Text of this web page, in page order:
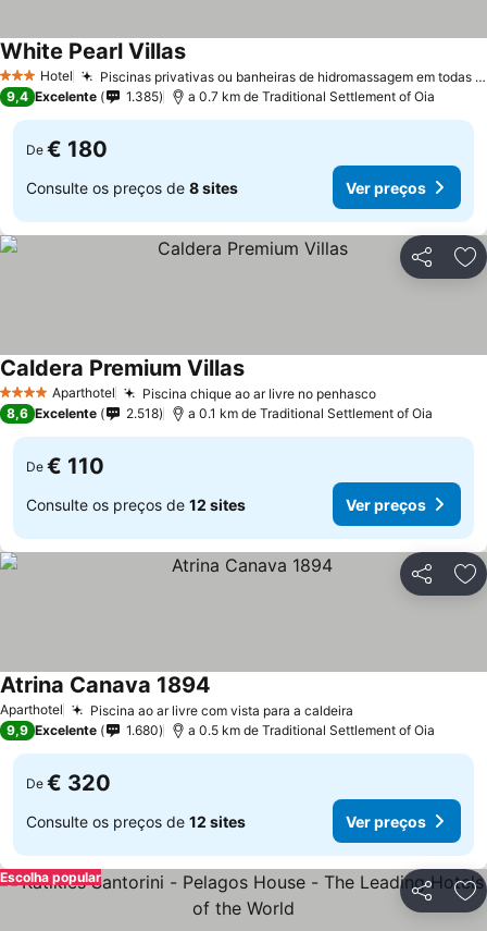
3 EstrelasHotel Piscinas privativas ou banheiras de hidromassagem em todas as vilas
White Pearl Villas
9,4 Excelente 1.385 a 0.7 km de Traditional Settlement of Oia
De € 180
Consulte os preços de 8 sites Ver preços
Partilhar
4 EstrelasAparthotel Piscina chique ao ar livre no penhasco
Caldera Premium Villas
8,6 Excelente 2.518 a 0.1 km de Traditional Settlement of Oia
De € 110
Consulte os preços de 12 sites Ver preços
Partilhar
Aparthotel Piscina ao ar livre com vista para a caldeira
Atrina Canava 1894
9,9 Excelente 1.680 a 0.5 km de Traditional Settlement of Oia
De € 320
Consulte os preços de 12 sites Ver preços
Partilhar
Escolha popular